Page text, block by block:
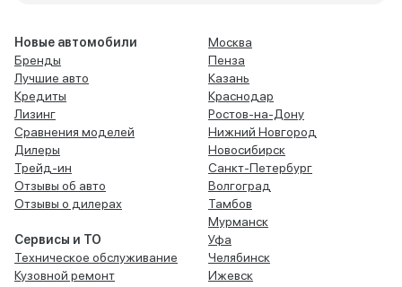
Новые автомобили
Бренды
Лучшие авто
Кредиты
Лизинг
Сравнения моделей
Дилеры
Трейд-ин
Отзывы об авто
Отзывы о дилерах
Сервисы и ТО
Техническое обслуживание
Кузовной ремонт
Москва
Пенза
Казань
Краснодар
Ростов-на-Дону
Нижний Новгород
Новосибирск
Санкт-Петербург
Волгоград
Тамбов
Мурманск
Уфа
Челябинск
Ижевск